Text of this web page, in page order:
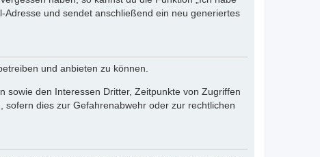
und sendet anschließend ein neu generiertes
und anbieten zu können.
sowie den Interessen Dritter, Zeitpunkte von Zugriffen
dies zur Gefahrenabwehr oder zur rechtlichen